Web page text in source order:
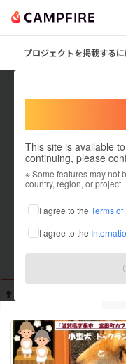
プロジェクトを掲載する
This site is available
continuing, please
※ Some features may not
country, region, or project.
I agree to the Terms of
I agree to the
出身国：未設定